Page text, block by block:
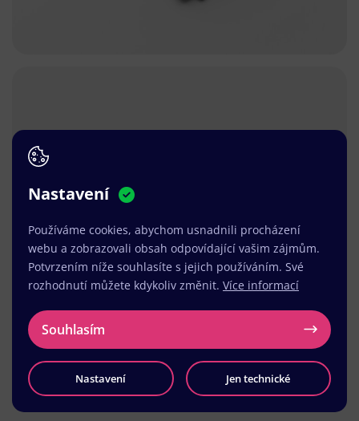
Načíst další
Nastavení
Používáme cookies, abychom usnadnili procházení
webu a zobrazovali obsah odpovídající vašim zájmům.
Potvrzením níže souhlasíte s jejich používáním. Své
rozhodnutí můžete kdykoliv změnit. Více informací
Souhlasím
Nastavení Jen technické